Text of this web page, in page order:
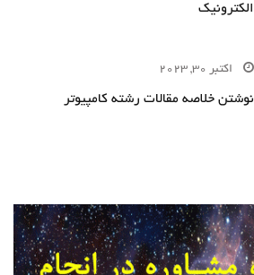
الکترونیک
اکتبر 30, 2023
نوشتن خلاصه مقالات رشته کامپیوتر